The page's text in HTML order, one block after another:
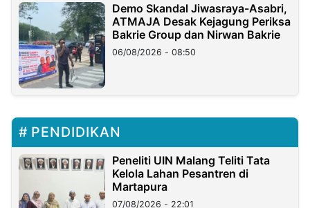
Demo Skandal Jiwasraya-Asabri,
ATMAJA Desak Kejagung Periksa
Bakrie Group dan Nirwan Bakrie
06/08/2026 - 08:50
PENDIDIKAN
Peneliti UIN Malang Teliti Tata
Kelola Lahan Pesantren di
Martapura
07/08/2026 - 22:01